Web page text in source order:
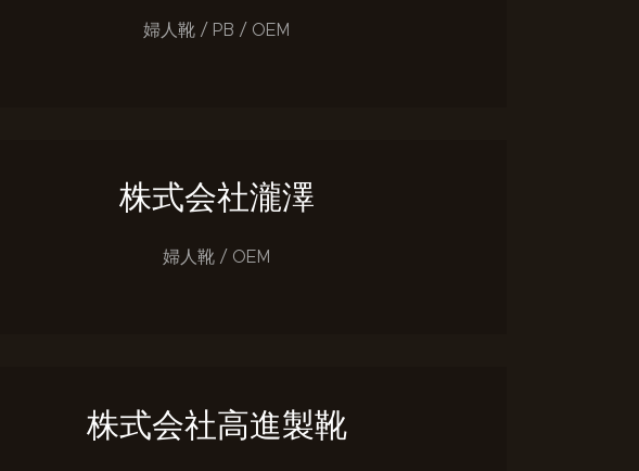
婦人靴 / PB / OEM
株式会社瀧澤
婦人靴 / OEM
株式会社高進製靴